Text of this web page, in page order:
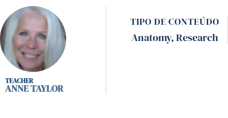
ANNE TAYLOR
TIPO DE CONTEÚDO
Anatomy,Research